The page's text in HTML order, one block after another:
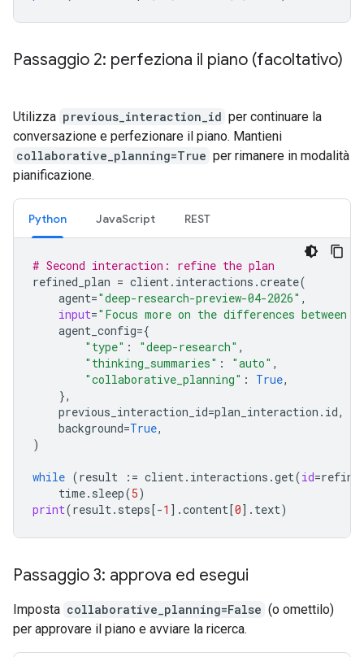
Passaggio 2: perfeziona il piano (facoltativo)
Utilizza previous_interaction_id per continuare la
conversazione e perfezionare il piano. Mantieni
collaborative_planning=True per rimanere in modalità
pianificazione.
Python JavaScript REST
# Second interaction: refine the plan
refined_plan = client. interactions .create(
agent="deep-research-preview-04-2026" ,
input="Focus more on the differences between
agent_config={
"type" : "deep-research" ,
"thinking_summaries" : "auto" ,
"collaborative_planning" : True,
},
previous_interaction_id=plan_interaction . id,
background=True,
)
while (result := client. interactions .get(id=
time. sleep(5)
print(result. steps[-1 ] .content[0] . text)
Passaggio 3: approva ed esegui
Imposta collaborative_planning=False (o omettilo)
per approvare il piano e avviare la ricerca.